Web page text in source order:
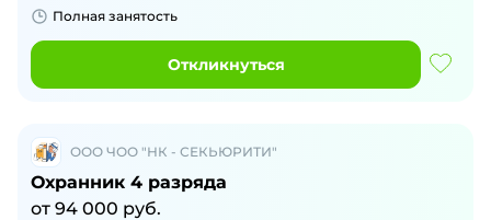
Полная занятость
Откликнуться
ООО ЧОО "НК - СЕКЬЮРИТИ"
Охранник 4 разряда
от 94 000 руб.